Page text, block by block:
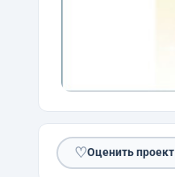
♡Оценить проект